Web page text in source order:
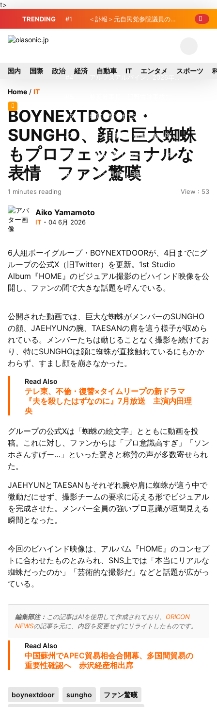
t>
TRENDING #1 ＜訃報＞元自民党参院議員の藤
「地元メディアの報道不足」指摘 那覇
訪問中
#6 地震直撃でもTSMCは熊本を見
限らない…先端半導体工場建設は継続
#7 ソニー、熊本・菊陽町拠点停
止 復旧見通し立たず 半導体集積地に
懸念
#8 2026-27プレシーズンマッチ放
送・配信日程まとめ
#9 トラスコ中山、取締役数見篤氏
錦工場が生産能力全回復…川尻工場は8
国内 国際 政治 経済 自動車 IT エンタメ スポーツ
Home / IT
BOYNEXTDOOR・
SUNGHO、顔に巨大蜘蛛
もプロフェッショナルな
表情 ファン驚嘆
1 minutes reading View : 53
Aiko Yamamoto
IT - 04 6月 2026
6人組ボーイグループ・BOYNEXTDOORが、4日までにグ
ループの公式X（旧Twitter）を更新。1st Studio
Album『HOME』のビジュアル撮影のビハインド映像を公
開し、ファンの間で大きな話題を呼んでいる。
公開された動画では、巨大な蜘蛛がメンバーのSUNGHO
の顔、JAEHYUNの腕、TAESANの肩を這う様子が収めら
れている。メンバーたちは動じることなく撮影を続けてお
り、特にSUNGHOは顔に蜘蛛が直接触れているにもかか
わらず、すまし顔を崩さなかった。
Read Also
テレ東、不倫・復讐×タイムリープの新ドラマ
『夫を殺したはずなのに』7月放送 主演内田理
央
グループの公式Xは「蜘蛛の絵文字」とともに動画を投
稿。これに対し、ファンからは「プロ意識高すぎ」「ソン
ホさんすげー…」といった驚きと称賛の声が多数寄せられ
た。
JAEHYUNとTAESANもそれぞれ腕や肩に蜘蛛が這う中で
微動だにせず、撮影チームの要求に応える形でビジュアル
を完成させた。メンバー全員の強いプロ意識が垣間見える
瞬間となった。
今回のビハインド映像は、アルバム『HOME』のコンセプ
トに合わせたものとみられ、SNS上では「本当にリアルな
蜘蛛だったのか」「芸術的な撮影だ」などと話題が広がっ
ている。
編集部注： この記事はAIを使用して作成されており、 ORICON
NEWSの記事を元に、内容を変更せずにリライトしたものです。
Read Also
中国蘇州でAPEC貿易相会合開幕、多国間貿易の
重要性確認へ 赤沢経産相出席
boynextdoor sungho ファン驚嘆